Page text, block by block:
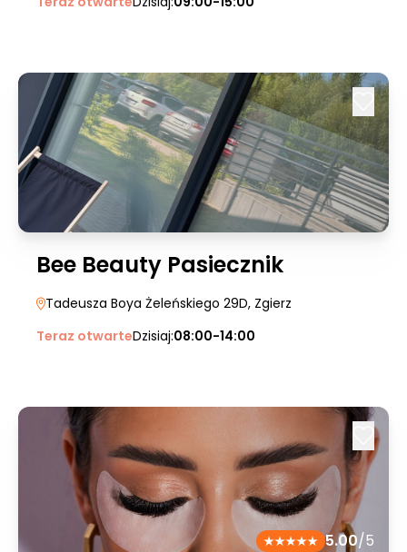
Bee Beauty Pasiecznik
Tadeusza Boya Żeleńskiego 29D, Zgierz
Teraz otwarteDzisiaj:08:00-14:00
5.00/5